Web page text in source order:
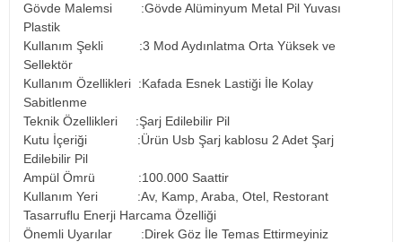
Gövde Malemsi :Gövde Alüminyum Metal Pil Yuvası
Plastik
Kullanım Şekli :3 Mod Aydınlatma Orta Yüksek ve
Sellektör
Kullanım Özellikleri :Kafada Esnek Lastiği İle Kolay
Sabitlenme
Teknik Özellikleri :Şarj Edilebilir Pil
Kutu İçeriği :Ürün Usb Şarj kablosu 2 Adet Şarj
Edilebilir Pil
Ampül Ömrü :100.000 Saattir
Kullanım Yeri :Av, Kamp, Araba, Otel, Restorant
Tasarruflu Enerji Harcama Özelliği
Önemli Uyarılar :Direk Göz İle Temas Ettirmeyiniz